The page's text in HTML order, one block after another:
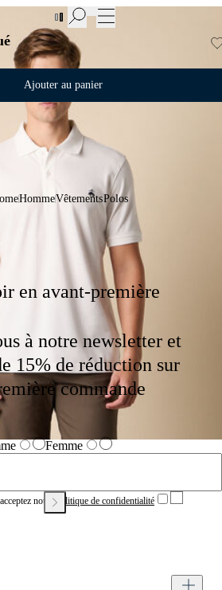
en Soldes | Jusqu'à -50%
Ajouter au panier
HommeVêtementsPolos
en avant-première
à notre newsletter et
15% de réduction sur
commande
Femme
notrePolitique de confidentialité